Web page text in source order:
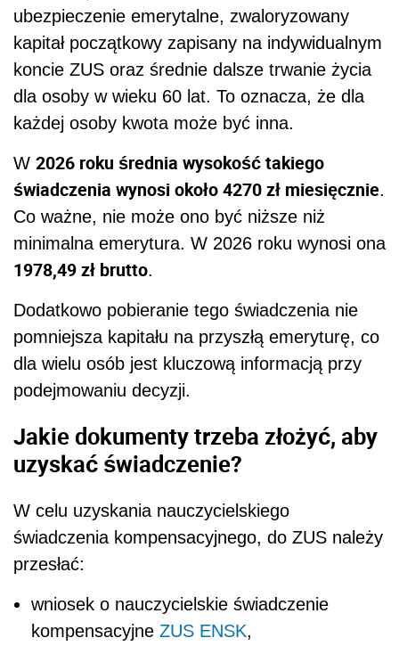
ubezpieczenie emerytalne, zwaloryzowany
kapitał początkowy zapisany na indywidualnym
koncie ZUS oraz średnie dalsze trwanie życia
dla osoby w wieku 60 lat. To oznacza, że dla
każdej osoby kwota może być inna.
W 2026 roku średnia wysokość takiego
świadczenia wynosi około 4270 zł miesięcznie.
Co ważne, nie może ono być niższe niż
minimalna emerytura. W 2026 roku wynosi ona
1978,49 zł brutto.
Dodatkowo pobieranie tego świadczenia nie
pomniejsza kapitału na przyszłą emeryturę, co
dla wielu osób jest kluczową informacją przy
podejmowaniu decyzji.
Jakie dokumenty trzeba złożyć, aby
uzyskać świadczenie?
W celu uzyskania nauczycielskiego
świadczenia kompensacyjnego, do ZUS należy
przesłać:
wniosek o nauczycielskie świadczenie
kompensacyjne ZUS ENSK,